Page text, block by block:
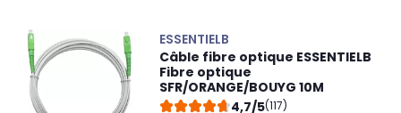
ESSENTIELB
Câble fibre optique ESSENTIELB
Fibre optique
SFR/ORANGE/BOUYG 10M
4,7/5(117)